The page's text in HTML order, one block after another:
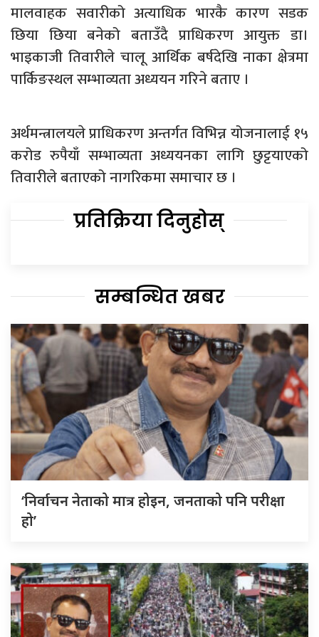
मालवाहक सवारीको अत्याधिक भारकै कारण सडक
छिया छिया बनेको बताउँदै प्राधिकरण आयुक्त डा।
भाइकाजी तिवारीले चालू आर्थिक बर्षदेखि नाका क्षेत्रमा
पार्किङस्थल सम्भाव्यता अध्ययन गरिने बताए ।
अर्थमन्त्रालयले प्राधिकरण अन्तर्गत विभिन्न योजनालाई १५
करोड रुपैयाँ सम्भाव्यता अध्ययनका लागि छुट्टयाएको
तिवारीले बताएको नागरिकमा समाचार छ ।
प्रतिक्रिया दिनुहोस्
सम्बन्धित खबर
‘निर्वाचन नेताको मात्र होइन, जनताको पनि परीक्षा
हो’